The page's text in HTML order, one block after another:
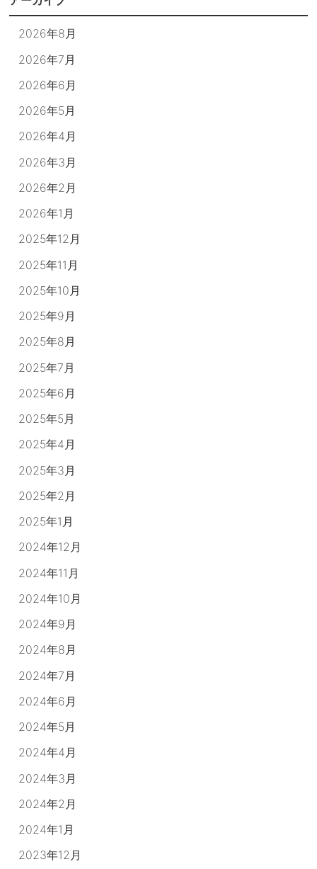
2026年8月
2026年7月
2026年6月
2026年5月
2026年4月
2026年3月
2026年2月
2026年1月
2025年12月
2025年11月
2025年10月
2025年9月
2025年8月
2025年7月
2025年6月
2025年5月
2025年4月
2025年3月
2025年2月
2025年1月
2024年12月
2024年11月
2024年10月
2024年9月
2024年8月
2024年7月
2024年6月
2024年5月
2024年4月
2024年3月
2024年2月
2024年1月
2023年12月